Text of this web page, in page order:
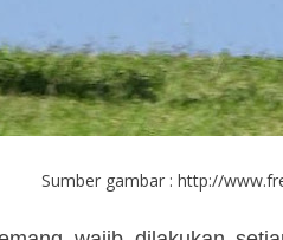
Sumber gambar : http://